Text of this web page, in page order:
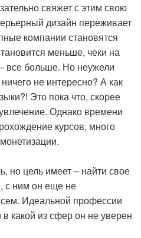
свяжет с этим свою
дизайн переживает
компании становятся
меньше, чеки на
все больше. Но неужели
не интересно? А как
Это пока что, скорее
Однако времени
курсов, много
но цель имеет – найти свое
с ним он еще не
Идеальной профессии
какой из сфер он не уверен